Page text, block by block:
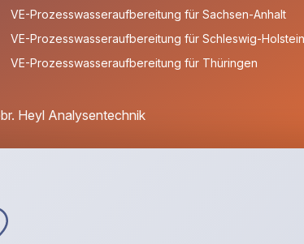
VE-Prozesswasseraufbereitung für Sachsen-Anhalt
VE-Prozesswasseraufbereitung für Schleswig-Holstein
VE-Prozesswasseraufbereitung für Thüringen
Heyl Analysentechnik